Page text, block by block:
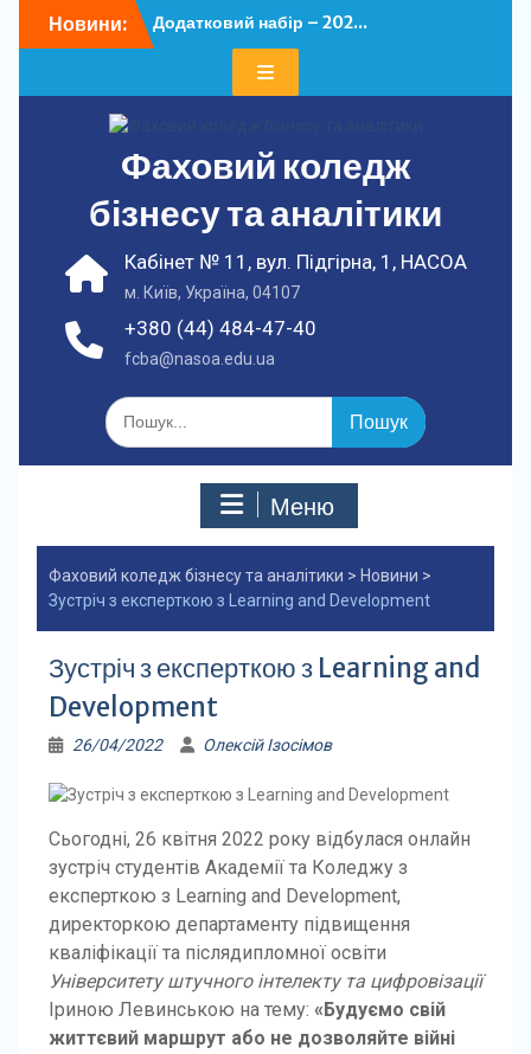
доНовини:
Додатковий набір – 202...
У ФКБА НАСОА
Фаховий коледж
бізнесу та аналітики
+380 (44) 484-47-40
fcba@nasoa.edu.ua
Кабінет № 11, вул. Підгірна, 1, НАСОА
м. Київ, Україна, 04107
Шукати:
Меню
Фаховий коледж бізнесу та аналітики > Новини >
Зустріч з експерткою з Learning and Development
Зустріч з експерткою з Learning and
Development
26/04/2022 Олексій Ізосімов
Сьогодні, 26 квітня 2022 року відбулася онлайн
зустріч студентів Академії та Коледжу з
експерткою з Learning and Development,
директоркою департаменту підвищення
кваліфікації та післядипломної освіти
Університету штучного інтелекту та цифровізації
Іриною Левинською на тему: «Будуємо свій
життєвий маршрут або не дозволяйте війні